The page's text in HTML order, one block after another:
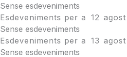
Sense esdeveniments
Esdeveniments per a 12 agost
Sense esdeveniments
Esdeveniments per a 13 agost
Sense esdeveniments